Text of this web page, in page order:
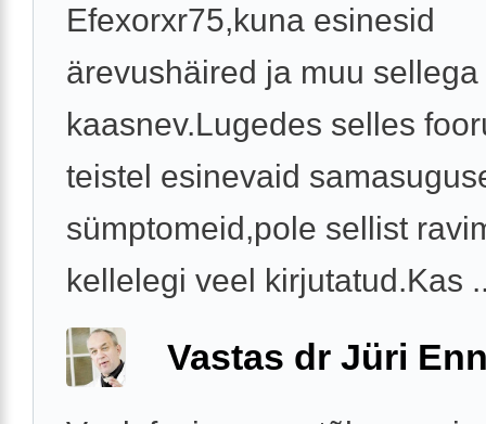
Efexorxr75,kuna esinesid
ärevushäired ja muu sellega
kaasnev.Lugedes selles
teistel esinevaid
sümptomeid,pole sellist
kellelegi veel kirjutatud.Kas
Vastas dr Jüri